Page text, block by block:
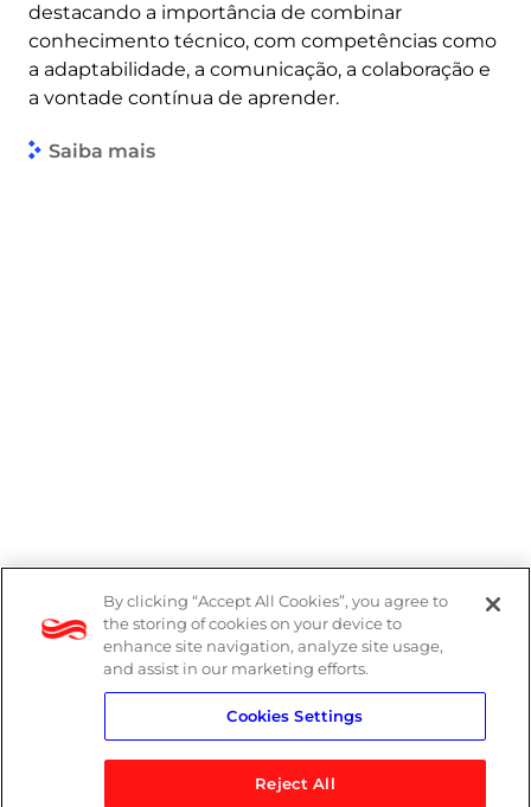
destacando a importância de combinar
conhecimento técnico, com competências como
a adaptabilidade, a comunicação, a colaboração e
a vontade contínua de aprender.
Saiba mais
Denúncias
Política de Privacidade
Política do Sistema de Gestão Integrado
By clicking “Accept All Cookies”, you agree to
the storing of cookies on your device to
enhance site navigation, analyze site usage,
and assist in our marketing efforts.
Cookies Settings
Reject All